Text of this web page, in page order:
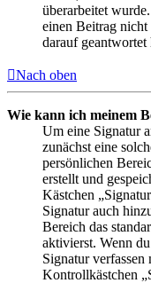
überarbeitet
einen Beitrag nicht
darauf geantwortet
Nach oben
Wie kann ich meinem
Um eine Signatur
zunächst eine
persönlichen
erstellt und
Kästchen
Signatur auch
Bereich das
aktivierst. Wenn
Signatur verfassen
Kontrollkästchen